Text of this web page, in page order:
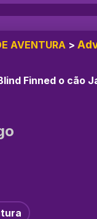
AVENTURA >
Finned o cão